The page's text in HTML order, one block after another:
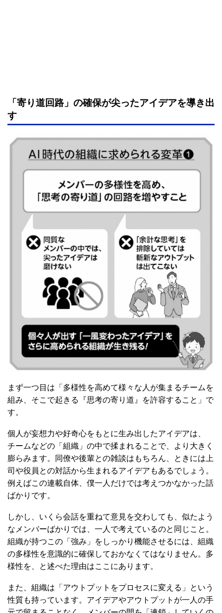
「寄り道回路」の確保が尖ったアイデアを導き出
す
まず一つ目は「多様性を高めて様々な人が集まるチームを
組み、そこで起きる『思考の寄り道』を許容すること」で
す。
個人が妄想力や好奇心をもとに生み出したアイデアは、
チームなどの「組織」の中で揉まれることで、より大きく
膨らみます。同僚や後輩との雑談はもちろん、ときには上
司や役員との対話から生まれるアイデアもあるでしょう。
例えばこの連載自体、僕一人だけでは考えつかなかった話
ばかりです。
しかし、いくら会話を重ねて意見を交わしても、似たよう
なメンバーばかりでは、一人で考えているのと同じこと。
組織が持つこの「強み」をしっかり機能させるには、組織
の多様性を意識的に確保しておかなくてはなりません。多
様性を、と述べた理由はここにあります。
また、組織は「アウトプットをプロセスに変える」という
性質も持っています。アイデアやアウトプットが一人の手